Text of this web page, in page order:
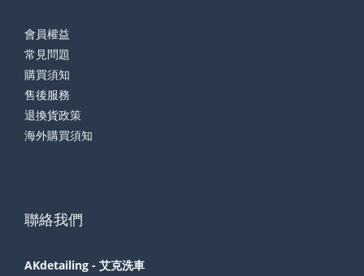
會員權益
常見問題
購買須知
售後服務
退換貨政策
海外購買須知
聯絡我們
AKdetailing - 艾克洗車